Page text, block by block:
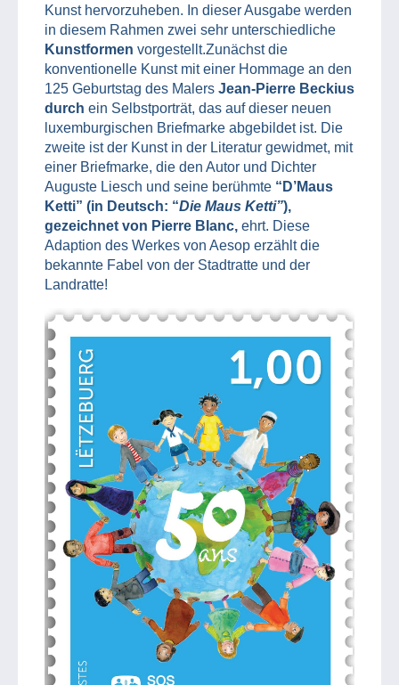
Kunst hervorzuheben. In dieser Ausgabe werden
in diesem Rahmen zwei sehr unterschiedliche
Kunstformen vorgestellt.Zunächst die
konventionelle Kunst mit einer Hommage an den
125 Geburtstag des Malers Jean-Pierre Beckius
durch ein Selbstporträt, das auf dieser neuen
luxemburgischen Briefmarke abgebildet ist. Die
zweite ist der Kunst in der Literatur gewidmet, mit
einer Briefmarke, die den Autor und Dichter
Auguste Liesch und seine berühmte “D’Maus
Ketti” (in Deutsch: “Die Maus Ketti”),
gezeichnet von Pierre Blanc, ehrt. Diese
Adaption des Werkes von Aesop erzählt die
bekannte Fabel von der Stadtratte und der
Landratte!